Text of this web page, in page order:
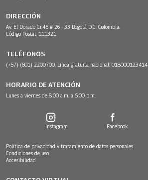
DIRECCIÓN
Av. El Dorado Cr.45 # 26 - 33 Bogotá D.C. Colombia.
Código Postal: 111321
TELÉFONOS
(+57) (601) 2200700. Línea gratuita nacional: 018000123414
HORARIO DE ATENCIÓN
Lunes a viernes de 8:00 a.m. a 5:00 p.m.
Instagram Facebook
Política de privacidad y tratamiento de datos personales
Condiciones de uso
Accesibilidad